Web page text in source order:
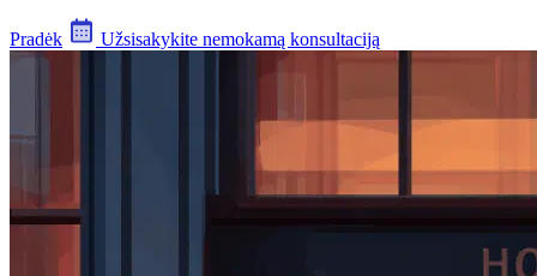
Pradėk Užsisakykite nemokamą konsultaciją